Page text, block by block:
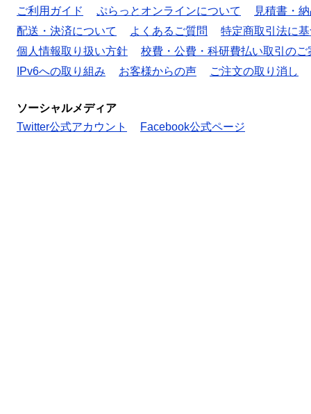
ご利用ガイド ぷらっとオンラインについて
見積書・
配送・決済について
よくあるご質問
特定商取引法に
個人情報取り扱い方針
校費・公費・科研費払い取引のご
IPv6への取り組み
お客様からの声 ご注文の取り消し
ソーシャルメディア
Twitter公式アカウント
Facebook公式ページ